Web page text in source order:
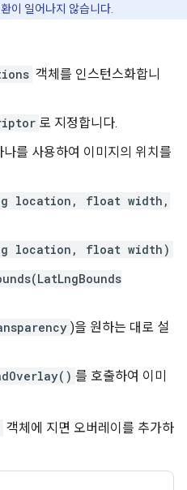
이 일어나지 않습니다.
객체를 인스턴스화합니
로 지정합니다.
를 사용하여 이미지의 위치를
location, float width,
location, float width)
)을 원하는 대로 설
를 호출하여 이미
객체에 지면 오버레이를 추가하